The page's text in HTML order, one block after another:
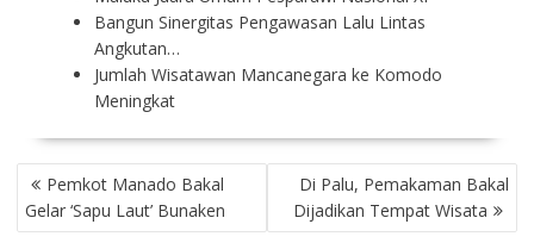
Bangun Sinergitas Pengawasan Lalu Lintas
Angkutan…
Jumlah Wisatawan Mancanegara ke Komodo
Meningkat
P
O
S
Pemkot Manado Bakal
Gelar ‘Sapu Laut’ Bunaken
Di Palu, Pemakaman Bakal
Dijadikan Tempat Wisata